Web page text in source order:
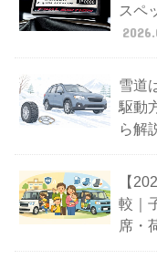
スペ
雪道
駆動
ら解
【
較｜
席・